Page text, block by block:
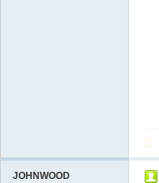
JOHNWOOD